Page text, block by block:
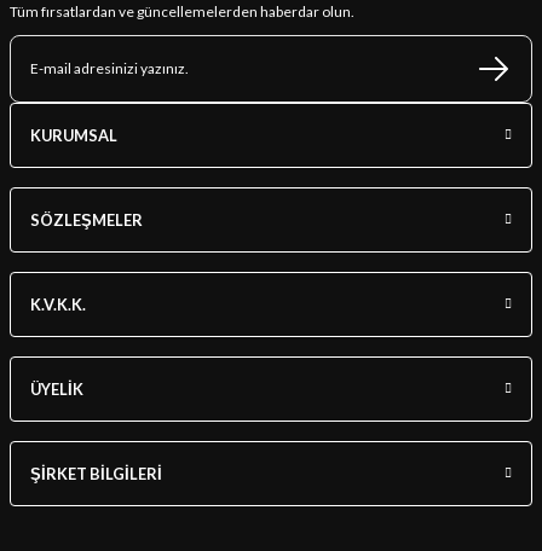
Tüm fırsatlardan ve güncellemelerden haberdar olun.
KURUMSAL
SÖZLEŞMELER
K.V.K.K.
ÜYELİK
ŞİRKET BİLGİLERİ